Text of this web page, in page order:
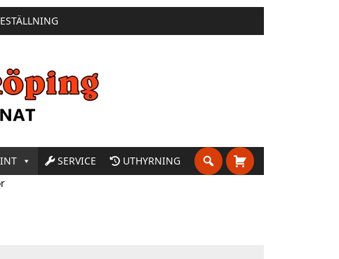
SERVICE
UTHYRNING